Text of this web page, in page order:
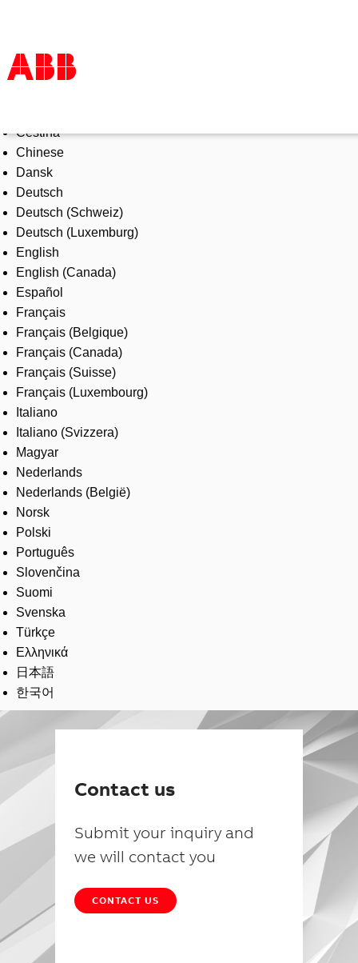
Products & Solutions
Industries
Services
About us
Where to buy
Contact us
Careers
Čeština
Chinese
Dansk
Deutsch
Deutsch (Schweiz)
Deutsch (Luxemburg)
English
English (Canada)
Español
Français
Français (Belgique)
Français (Canada)
Français (Suisse)
Français (Luxembourg)
Italiano
Italiano (Svizzera)
Magyar
Nederlands
Nederlands (België)
Norsk
Polski
Português
Slovenčina
Suomi
Svenska
Türkçe
Ελληνικά
日本語
한국어
Contact us
Submit your inquiry and
we will contact you
CONTACT US